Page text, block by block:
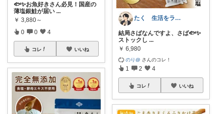
🐟✨お魚好きさん必見！国産の
薄塩銀鮭が届い ...
￥ 3,880～
0 0 4
コレ いいね
たく 生活をラクにする生活雑貨
結局さばなんですよ、さば🐟✨
ストックし ...
￥ 6,980
のり@ さんのコレ！
1 2 4
コレ いいね